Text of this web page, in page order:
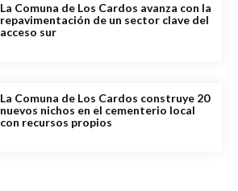
La Comuna de Los Cardos avanza con la
repavimentación de un sector clave del
acceso sur
La Comuna de Los Cardos construye 20
nuevos nichos en el cementerio local
con recursos propios